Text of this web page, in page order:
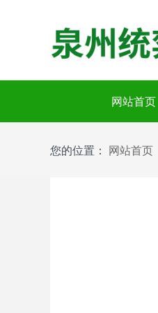
网站首页
您的位置： 网站首页